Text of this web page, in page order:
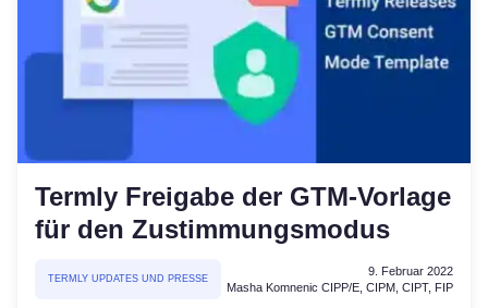
Termly Freigabe der GTM-Vorlage
für den Zustimmungsmodus
TERMLY UPDATES UND PRESSE
9. Februar 2022
Masha Komnenic CIPP/E, CIPM, CIPT, FIP